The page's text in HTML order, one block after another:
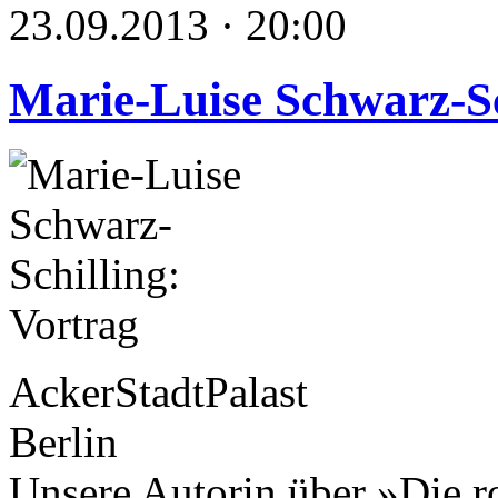
23.09.2013 · 20:00
Marie-Luise Schwarz-
AckerStadtPalast
Berlin